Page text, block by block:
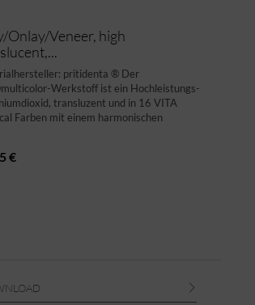
Onlay/Veneer, high
pritidenta ® Der
Werkstoff ist ein Hochleistungs-
transluzent und in 16 VITA
Farben mit einem harmonischen
€